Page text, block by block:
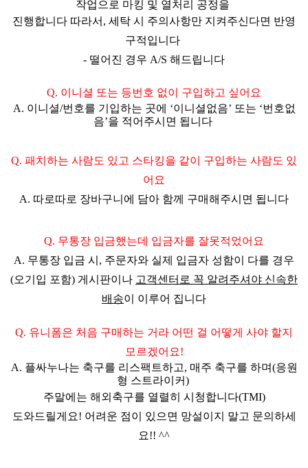
작업으로 마킹 및 열처리 공정을
진행합니다 따라서, 세탁 시 주의사항만 지켜주신다면 반영
구적입니다
- 떨어진 경우 A/S 해드립니다
Q. 이니셜 또는 등번호 없이 구입하고 싶어요
A. 이니셜/번호를 기입하는 곳에 ‘이니셜없음’ 또는 ‘번호없
음’을 적어주시면 됩니다
Q. 패치하는 사람도 있고 스타킹을 같이 구입하는 사람도 있
어요
A. 따로따로 장바구니에 담아 함께 구매해주시면 됩니다
Q. 무통장 입금했는데 입금자를 잘못적었어요
A. 무통장 입금 시, 주문자와 실제 입금자 성함이 다를 경우
(오기입 포함) 게시판이나 고객센터로 꼭 알려주셔야 신속한
배송이 이루어 집니다
Q. 유니폼은 처음 구매하는 거라 어떤 걸 어떻게 사야 할지
모르겠어요!
A. 플싸누나는 축구를 리스팩트하고, 매주 축구를 하며(응원
형 스트라이커)
주말에는 해외축구를 열렬히 시청합니다(TMI)
도와드릴게요! 어려운 점이 있으면 망설이지 말고 문의하세
요!! ^^